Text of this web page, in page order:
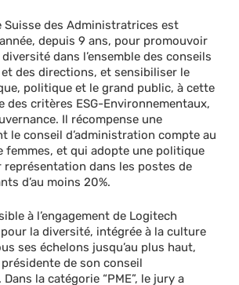
Suisse des Administratrices est
depuis 9 ans, pour promouvoir
dans l’ensemble des conseils
des directions, et sensibiliser le
politique et le grand public, à cette
des critères ESG-Environnementaux,
Il récompense une
le conseil d’administration compte au
femmes, et qui adopte une politique
représentation dans les postes de
d’au moins 20%.
à l’engagement de Logitech
la diversité, intégrée à la culture
ses échelons jusqu’au plus haut,
de son conseil
la catégorie “PME”, le jury a